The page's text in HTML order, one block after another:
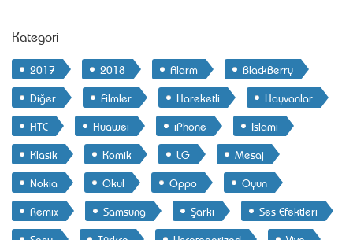
Kategori
2017 2018 Alarm
BlackBerry
Diğer
Filmler Hareketli
Hayvanlar
HTC
Huawei iPhone
Islami
Klasik
Komik LG
Mesaj
Nokia
Okul Oppo
Oyun
Remix
Samsung Şarkı
Ses Efektleri